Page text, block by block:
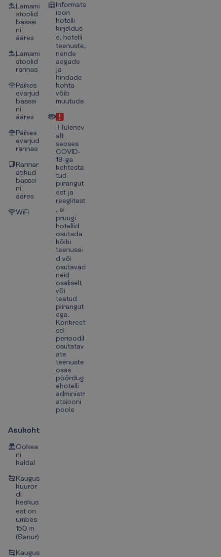
Lamami
stoolid
bassei
ni
ääres
Lamami
stoolid
rannas
Päikes
evarjud
bassei
ni
ääres
Päikes
evarjud
rannas
Rannar
ätikud
bassei
ni
ääres
WiFi
Informats
ioon
hotelli
kirjeldus
e, hotelli
teenuste,
nende
aegade
ja
hindade
kohta
võib
muutuda
!Tulenev
alt
seoses
COVID-
19-ga
kehtesta
tud
piirangut
est ja
reeglitest
, ei
pruugi
hotellid
osutada
kõiki
teenusei
d või
osutavad
neid
osaliselt
või
teatud
piirangut
ega.
Konkreet
sel
perioodil
osutatav
ate
teenuste
osas
pöördug
ehotelli
administr
atsiooni
poole
Asukoht
Ookea
ni
kaldal
Kaugus
kuuror
di
keskus
est on
umbes
150 m
(Sanur)
Kaugus